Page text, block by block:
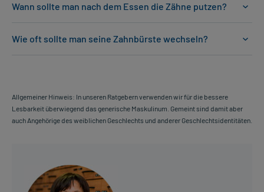
Wann sollte man nach dem Essen die Zähne putzen?
Wie oft sollte man seine Zahnbürste wechseln?
Allgemeiner Hinweis: In unseren Ratgebern verwenden wir für die bessere
Lesbarkeit überwiegend das generische Maskulinum. Gemeint sind damit aber
auch Angehörige des weiblichen Geschlechts und anderer Geschlechtsidentitäten.